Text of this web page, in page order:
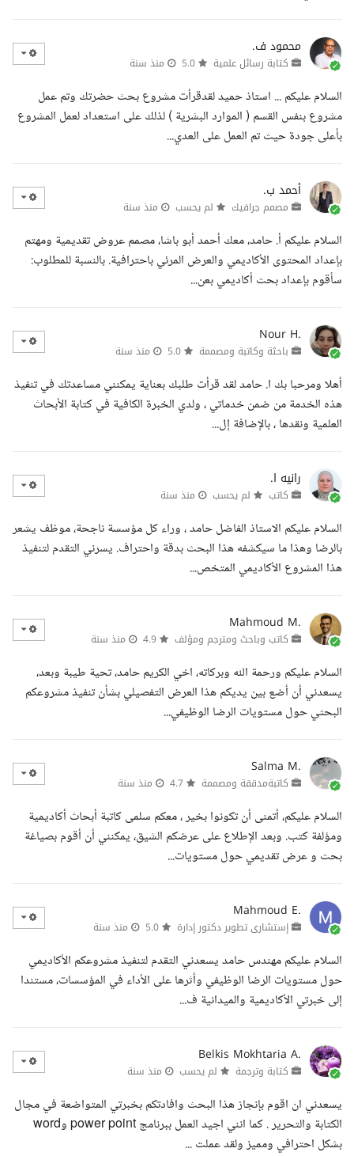
محمود ف.
كتابة رسائل علمية منذ سنة
السلام عليكم ... استاذ حميد لقدقرأت مشروع بحث حضرتك وتم عمل
مشروع بنفس القسم ( الموارد البشرية ) لذلك على استعداد لعمل المشروع
بأعلى جودة حيث تم العمل على العدي...
أحمد ب.
مصمم جرافيك لم يحسب منذ سنة
السلام عليكم أ. حامد، معك أحمد أبو باشا، مصمم عروض تقديمية ومهتم
بإعداد المحتوى الأكاديمي والعرض المرئي باحترافية. بالنسبة للمطلوب:
سأقوم بإعداد بحث أكاديمي بعن...
Nour H.
باحثة وكاتبة ومصممة منذ سنة
أهلا ومرحبا بك ا. حامد لقد قرأت طلبك بعناية يمكنني مساعدتك في تنفيذ
هذه الخدمة من ضمن خدماتي ، ولدي الخبرة الكافية في كتابة الأبحاث
العلمية ونقدها ، بالإضافة إل...
رانيه ا.
كاتب لم يحسب منذ سنة
السلام عليكم الاستاذ الفاضل حامد ، وراء كل مؤسسة ناجحة، موظف يشعر
بالرضا وهذا ما سيكشفه هذا البحث بدقة واحتراف. يسرني التقدم لتنفيذ
هذا المشروع الأكاديمي المتخص...
Mahmoud M.
كاتب وباحث ومترجم ومؤلف منذ سنة
السلام عليكم ورحمة الله وبركاته، اخي الكريم حامد، تحية طيبة وبعد،
يسعدني أن أضع بين يديكم هذا العرض التفصيلي بشأن تنفيذ مشروعكم
البحثي حول مستويات الرضا الوظيفي...
Salma M.
كاتبةمدققة ومصممة منذ سنة
السلام عليكم، أتمنى أن تكونوا بخير ، معكم سلمى كاتبة أبحاث أكاديمية
ومؤلفة كتب. وبعد الإطلاع على عرضكم الشيق، يمكنني أن أقوم بصياغة
بحث و عرض تقديمي حول مستويات...
Mahmoud E.
إستشارى تطوير دكتور إدارة منذ سنة
السلام عليكم مهندس حامد يسعدني التقدم لتنفيذ مشروعكم الأكاديمي
حول مستويات الرضا الوظيفي وأثرها على الأداء في المؤسسات، مستندا
إلى خبرتي الأكاديمية والميدانية ف...
Belkis Mokhtaria A.
كتابة وترجمة لم يحسب منذ سنة
يسعدني ان اقوم بإنجاز هذا البحث وافادتكم بخبرتي المتواضعة في مجال
الكتابة والتحرير . كما انني اجيد العمل ببرنامج power point وword
بشكل احترافي ومميز ولقد عملت ...